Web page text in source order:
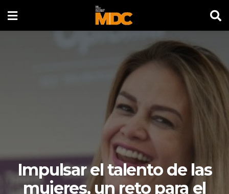
Impulsar el talento de las
mujeres, un reto para el